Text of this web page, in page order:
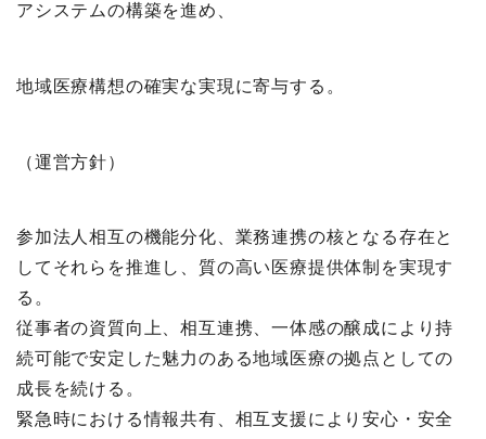
アシステムの構築を進め、
地域医療構想の確実な実現に寄与する。
（運営方針）
参加法人相互の機能分化、業務連携の核となる存在と
してそれらを推進し、質の高い医療提供体制を実現す
る。
従事者の資質向上、相互連携、一体感の醸成により持
続可能で安定した魅力のある地域医療の拠点としての
成長を続ける。
緊急時における情報共有、相互支援により安心・安全